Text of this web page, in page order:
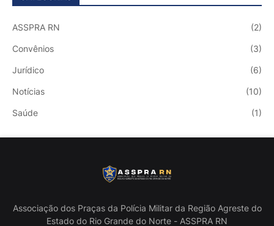
ASSPRA RN (2)
Convênios (3)
Jurídico (6)
Notícias (10)
Saúde (1)
Associação dos Praças da Polícia Militar da Região Agreste do
Estado do Rio Grande do Norte - ASSPRA RN